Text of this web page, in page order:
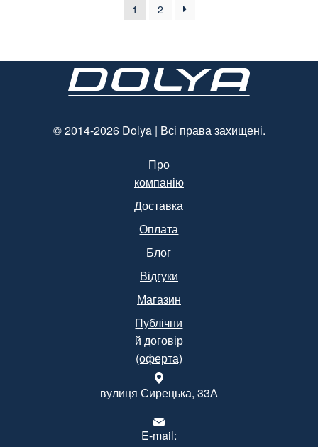
1 2
© 2014-2026 Dolya | Всі права захищені.
Про
компанію
Доставка
Оплата
Блог
Відгуки
Магазин
Публічни
й договір
(оферта)
вулиця Сирецька, 33А
E-mail: